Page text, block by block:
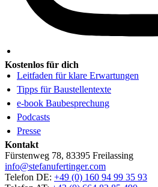
Kostenlos für dich
Leitfaden für klare Erwartungen
Tipps für Baustellentexte
e-book Baubesprechung
Podcasts
Presse
Kontakt
Fürstenweg 78, 83395 Freilassing
info@stefanufertinger.com
Telefon DE: +49 (0) 160 94 99 35 93